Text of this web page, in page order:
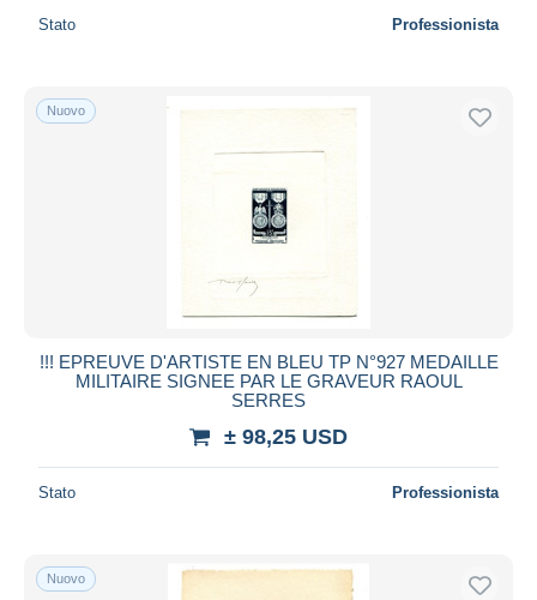
Stato Professionista
Nuovo
!!! EPREUVE D'ARTISTE EN BLEU TP N°927 MEDAILLE
MILITAIRE SIGNEE PAR LE GRAVEUR RAOUL
SERRES
± 98,25 USD
Stato Professionista
Nuovo